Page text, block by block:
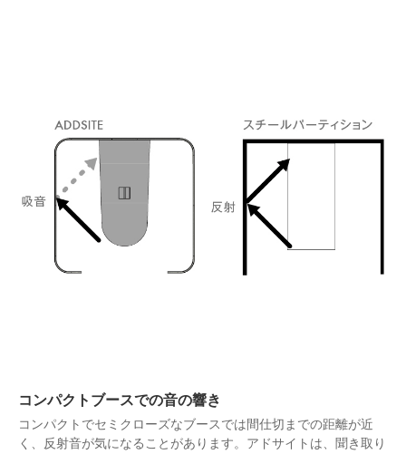
コンパクトブースでの音の響き
コンパクトでセミクローズなブースでは間仕切までの距離が近
く、反射音が気になることがあります。アドサイトは、聞き取り